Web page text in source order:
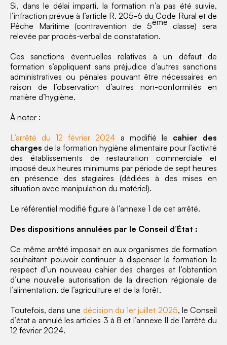
Si, dans le délai imparti, la formation n’a pas été suivie,
l’infraction prévue à l’article R. 205-6 du Code Rural et de
Pêche Maritime (contravention de 5ème classe) sera
relevée par procès-verbal de constatation.
Ces sanctions éventuelles relatives à un défaut de
formation s’appliquent sans préjudice d’autres sanctions
administratives ou pénales pouvant être nécessaires en
raison de l’observation d’autres non-conformités en
matière d’hygiène.
À noter :
L’arrêté du 12 février 2024 a modifié le cahier des
charges de la formation hygiène alimentaire pour l’activité
des établissements de restauration commerciale et
imposé deux heures minimums par période de sept heures
en présence des stagiaires (dédiées à des mises en
situation avec manipulation du matériel).
Le référentiel modifié figure à l’annexe 1 de cet arrêté.
Des dispositions annulées par le Conseil d’État :
Ce même arrêté imposait en aux organismes de formation
souhaitant pouvoir continuer à dispenser la formation le
respect d’un nouveau cahier des charges et l’obtention
d’une nouvelle autorisation de la direction régionale de
l’alimentation, de l’agriculture et de la forêt.
Toutefois, dans une décision du 1er juillet 2025, le Conseil
d’état a annulé les articles 3 à 8 et l’annexe II de l’arrêté du
12 février 2024.